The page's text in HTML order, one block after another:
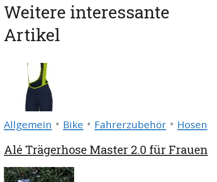
Weitere interessante
Artikel
Allgemein • Bike • Fahrerzubehör • Hosen
Alé Trägerhose Master 2.0 für Frauen